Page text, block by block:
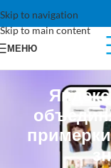
Skip to navigation
Skip to main content
МЕНЮ